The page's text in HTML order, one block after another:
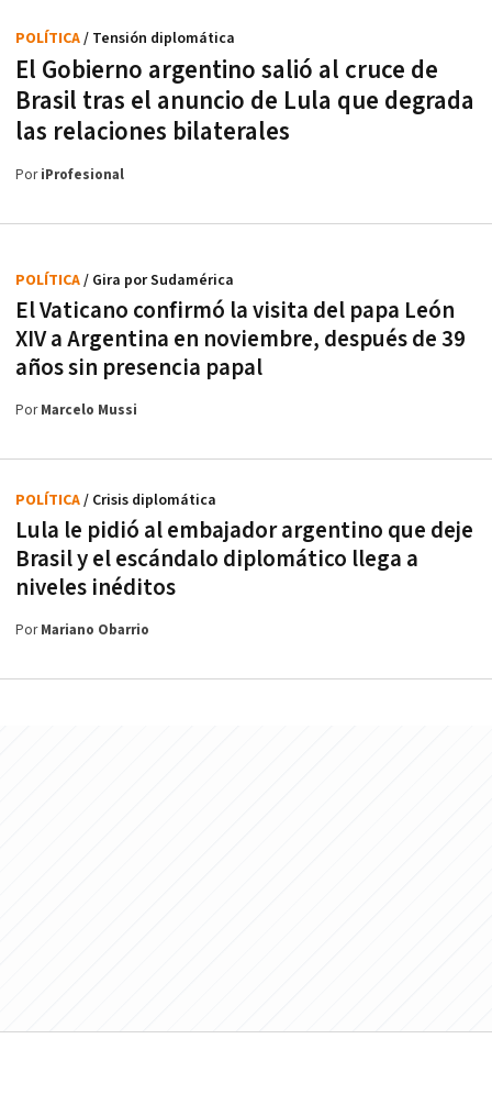
El Gobierno argentino salió al cruce de
Brasil tras el anuncio de Lula que degrada
las relaciones bilaterales
POLÍTICA/ Tensión diplomática
PoriProfesional
El Vaticano confirmó la visita del papa León
XIV a Argentina en noviembre, después de 39
años sin presencia papal
POLÍTICA/ Gira por Sudamérica
PorMarcelo Mussi
Lula le pidió al embajador argentino que deje
Brasil y el escándalo diplomático llega a
niveles inéditos
POLÍTICA/ Crisis diplomática
PorMariano Obarrio